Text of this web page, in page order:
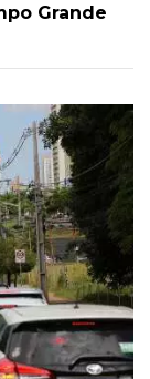
Grande